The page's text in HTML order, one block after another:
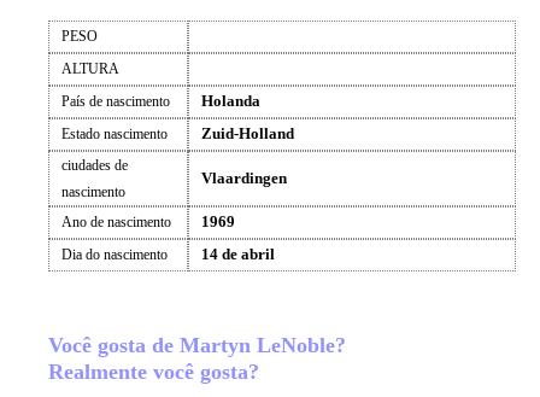
PESO
ALTURA
País de nascimento
Holanda
Estado nascimento Zuid-Holland
ciudades de
nascimento
Vlaardingen
Ano de nascimento 1969
Dia do nascimento 14 de abril
Você gosta de Martyn LeNoble?
Realmente você gosta?